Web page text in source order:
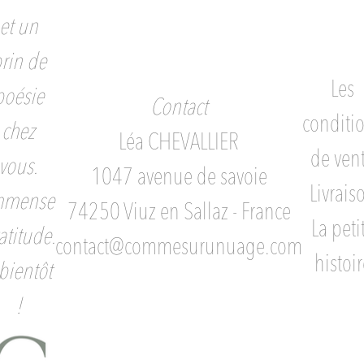
un
de
chez
!
Contact
Léa CHEVALLIER
1047 avenue de savoie
74250 Viuz en Sallaz - France
contact@commesurunuage.com
Les
de
La